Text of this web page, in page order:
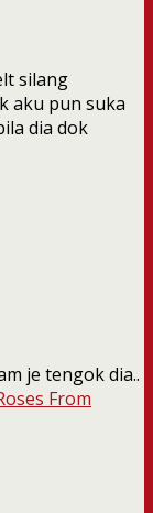
silang
aku pun suka
dia dok
je tengok dia..
From